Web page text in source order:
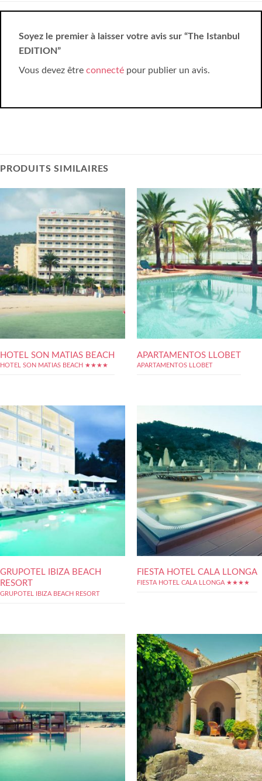
Soyez le premier à laisser votre avis sur “The Istanbul
EDITION”
Vous devez être connecté pour publier un avis.
PRODUITS SIMILAIRES
HOTEL SON MATIAS BEACH
HOTEL SON MATIAS BEACH ★★★★
APARTAMENTOS LLOBET
APARTAMENTOS LLOBET
GRUPOTEL IBIZA BEACH
RESORT
GRUPOTEL IBIZA BEACH RESORT
FIESTA HOTEL CALA LLONGA
FIESTA HOTEL CALA LLONGA ★★★★